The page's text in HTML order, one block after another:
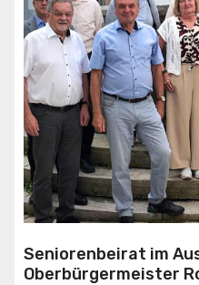
Seniorenbeirat im
Oberbürgermeister